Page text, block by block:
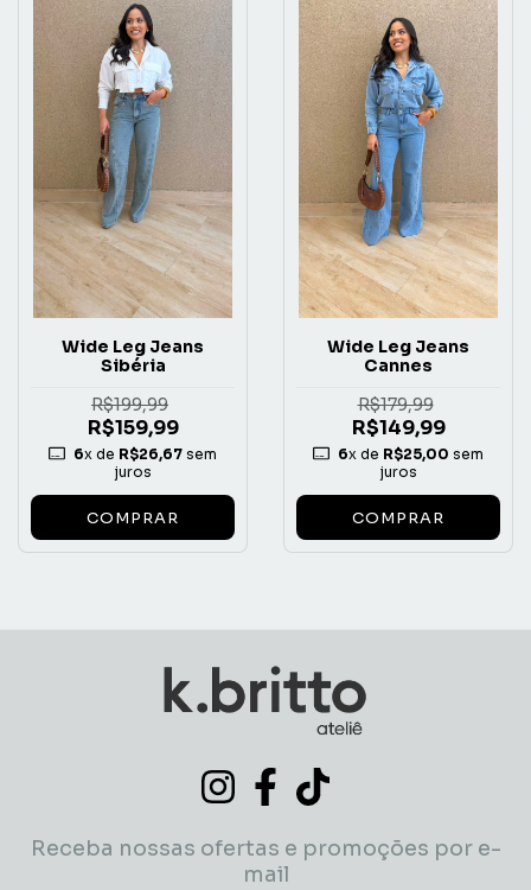
Wide Leg Jeans
Sibéria
R$199,99
R$159,99
6x de R$26,67sem
juros
COMPRAR
Wide Leg Jeans
Cannes
R$179,99
R$149,99
6x de R$25,00 sem
juros
COMPRAR
Receba nossas ofertas e promoções por e-
mail